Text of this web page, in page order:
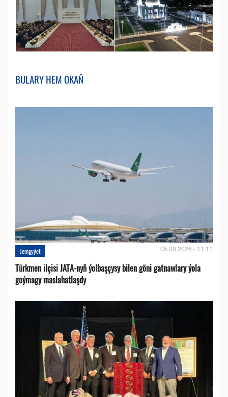
BULARY HEM OKAŇ
Jemgyýet 05.08.2026 - 11:11
Türkmen ilçisi JATA-nyň ýolbaşçysy bilen göni gatnawlary ýola
goýmagy maslahatlaşdy